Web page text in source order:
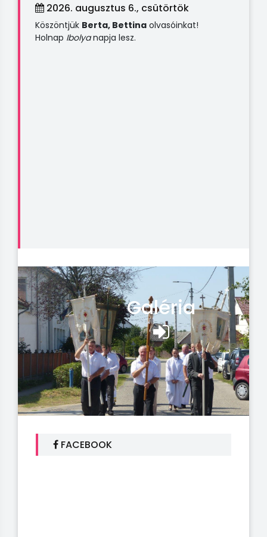
2026. augusztus 6., csütörtök
Köszöntjük Berta, Bettina olvasóinkat!
Holnap Ibolyanapja lesz.
Galéria
FACEBOOK